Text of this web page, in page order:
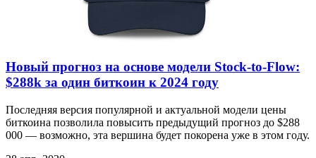
Новый прогноз на основе модели Stock-to-Flow:
$288k за один биткоин к 2024 году
Последняя версия популярной и актуальной модели цены
биткоина позволила повысить предыдущий прогноз до $288
000 — возможно, эта вершина будет покорена уже в этом году.